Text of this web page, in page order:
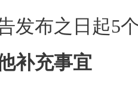
发布之日起5
补充事宜